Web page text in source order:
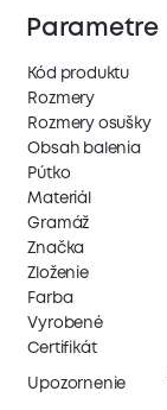
Parametre
Kód produktu
Rozmery
Rozmery osušky
Obsah balenia
Pútko
Materiál
Gramáž
Značka
Zloženie
Farba
Vyrobené
Certifikát
Upozornenie